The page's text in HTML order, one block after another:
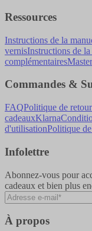
Ressources
Instructions de la
vernisInstructions de
complémentaires
Commandes &
FAQPolitique de retour
cadeauxKlarna
d'utilisationPolitique
Infolettre
Abonnez-vous pour
cadeaux et bien plus
À propos